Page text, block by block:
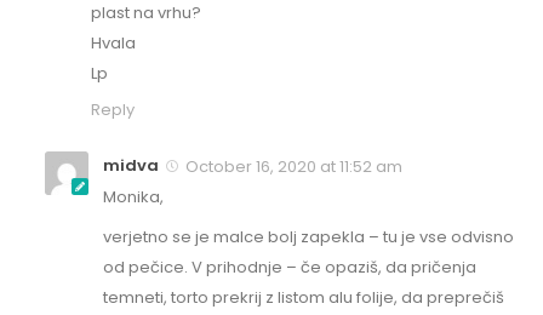
plast na vrhu?
Hvala
Lp
Reply
midva
October 16, 2020 at 11:52 am
Monika,
verjetno se je malce bolj zapekla – tu je vse odvisno
od pečice. V prihodnje – če opaziš, da pričenja
temneti, torto prekrij z listom alu folije, da preprečiš